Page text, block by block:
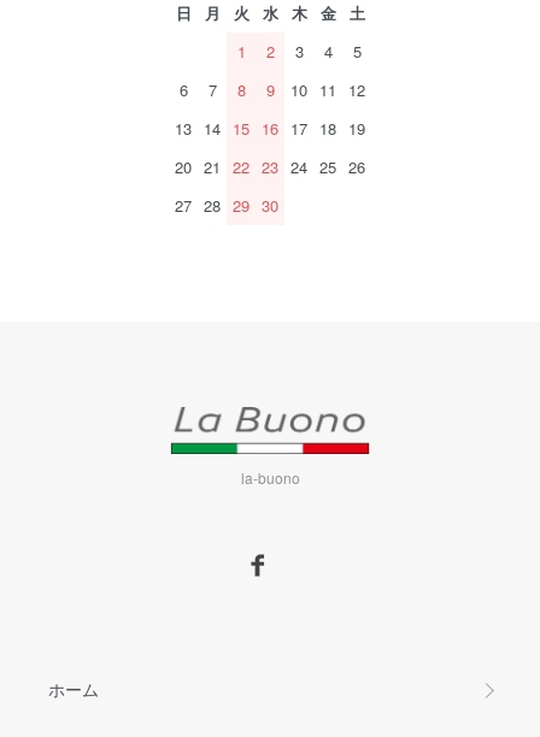
日 月 火 水 木 金
土
1
2 3 4
5
6
7 8 9 10 11
12
13 14 15 16 17 18 19
20 21 22 23 24 25 26
27 28 29 30
la-buono
ホーム